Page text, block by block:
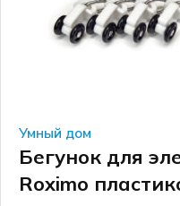
Умный дом
Бегунок для
Roximo